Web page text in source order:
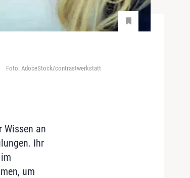
Foto: AdobeStock/contrastwerkstatt
Wissen an
Ihr
im
um